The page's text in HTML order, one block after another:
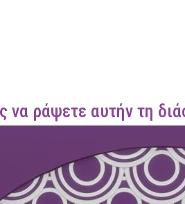
να ράψετε αυτήν τη